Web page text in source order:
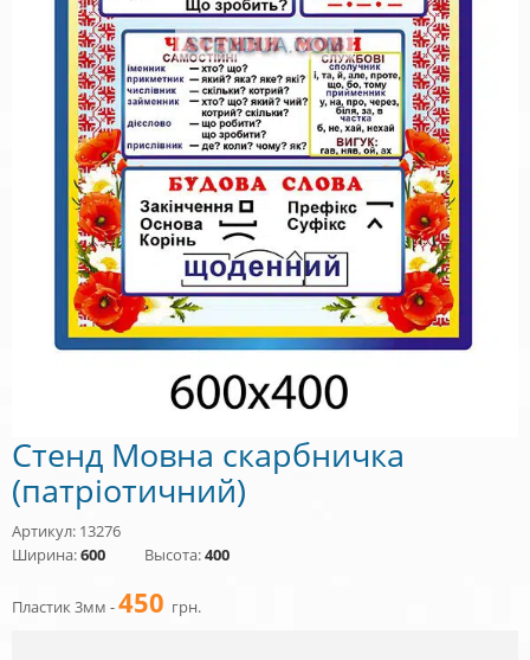
Стенд Мовна скарбничка
(патріотичний)
Артикул: 13276
Ширина:600 Высота:400
Пластик 3мм -450 грн.